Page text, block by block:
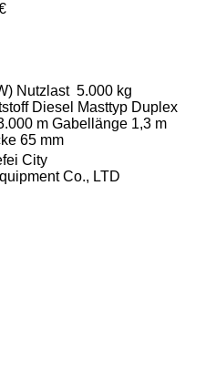
Nutzlast 5.000 kg
Diesel Masttyp Duplex
m Gabellänge 1,3 m
65 mm
City
Co., LTD